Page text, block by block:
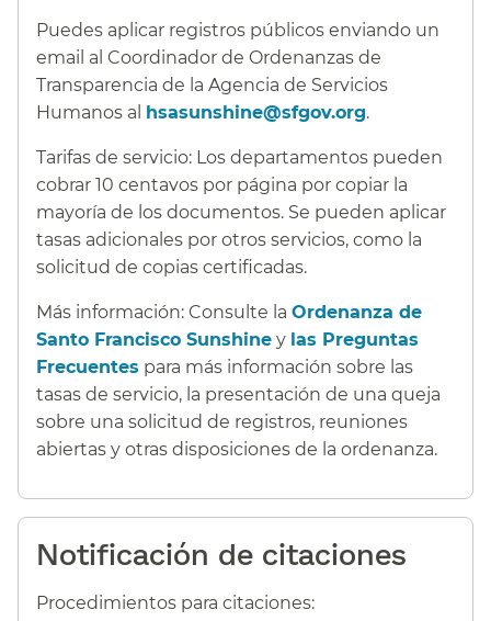
Puedes aplicar registros públicos enviando un
email al Coordinador de Ordenanzas de
Transparencia de la Agencia de Servicios
Humanos al hsasunshine@sfgov.org.​​
Tarifas de servicio: Los departamentos pueden
cobrar 10 centavos por página por copiar la
mayoría de los documentos. Se pueden aplicar
tasas adicionales por otros servicios, como la
solicitud de copias certificadas.​​
Más información: Consulte la Ordenanza de
Santo Francisco Sunshine y las Preguntas
Frecuentes para más información sobre las
tasas de servicio, la presentación de una queja
sobre una solicitud de registros, reuniones
abiertas y otras disposiciones de la ordenanza.​​
Notificación de citaciones​​
Procedimientos para citaciones:​​